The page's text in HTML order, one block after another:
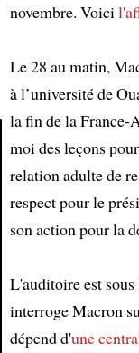
Article
novembre. Voici
Le 28 au matin,
à l’université de
la fin de la France-
moi des leçons
relation adulte de
respect pour le
son action pour la
L'auditoire est
interroge Macron
dépend d'une